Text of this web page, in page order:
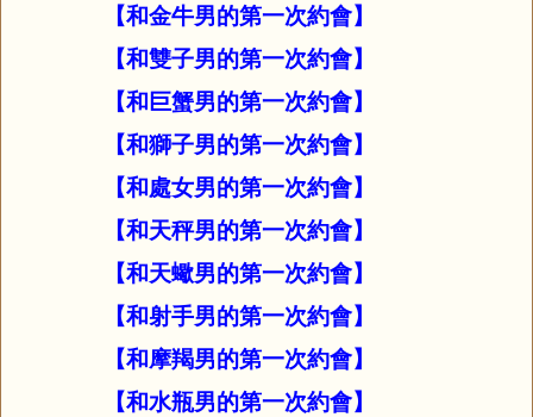
【和金牛男的第一次約會】
【和雙子男的第一次約會】
【和巨蟹男的第一次約會】
【和獅子男的第一次約會】
【和處女男的第一次約會】
【和天秤男的第一次約會】
【和天蠍男的第一次約會】
【和射手男的第一次約會】
【和摩羯男的第一次約會】
【和水瓶男的第一次約會】